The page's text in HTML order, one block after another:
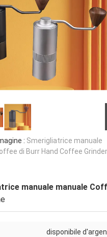
: Smerigliatrice manuale
di Burr Hand Coffee Grinder
manuale manuale
disponibile